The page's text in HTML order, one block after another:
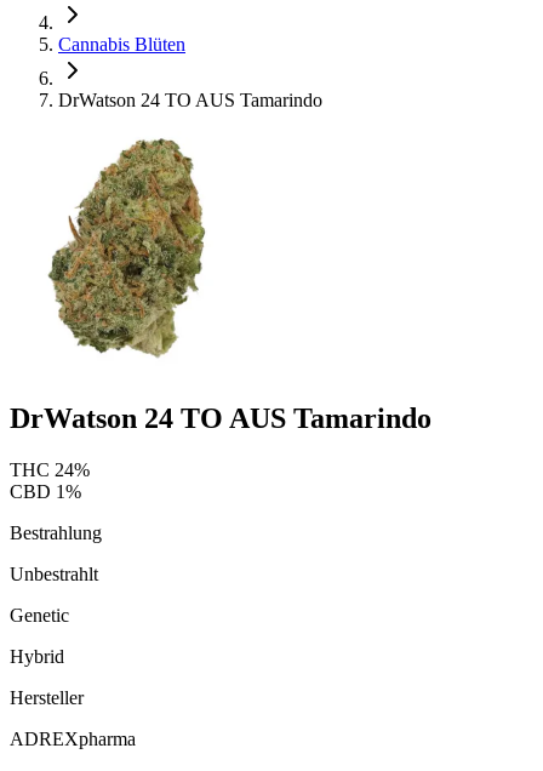
Cannabis Blüten
DrWatson 24 TO AUS Tamarindo
DrWatson 24 TO AUS Tamarindo
THC 24%
CBD 1%
Bestrahlung
Unbestrahlt
Genetic
Hybrid
Hersteller
ADREXpharma